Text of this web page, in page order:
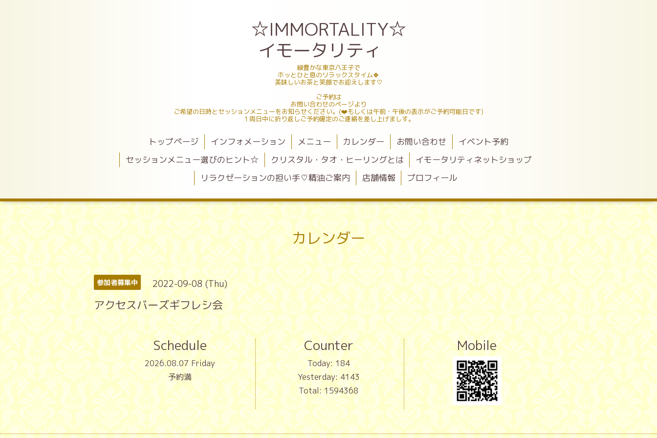
☆IMMORTALITY☆
イモータリティ
緑豊かな東京八王子で
ホッとひと息のリラックスタイム🍀
美味しいお茶と笑顔でお迎えします♡
ご予約は
お問い合わせのページより
ご希望の日時とセッションメニューをお知らせください。(❤️もしくは午前・午後の表示がご予約可能日です)
１両日中に折り返しご予約確定のご連絡を差し上げましす。
トップページ インフォメーション メニュー カレンダー お問い合わせ
イベント予約
セッションメニュー選びのヒント☆
クリスタル・タオ・ヒーリングとは
イモータリティネットショップ
リラクゼーションの担い手♡精油ご案内
店舗情報 プロフィール
カレンダー
参加者募集中 2022-09-08 (Thu)
アクセスバーズギフレシ会
Schedule
2026.08.07 Friday
予約満
Counter
Today:184
Yesterday:4143
Total:1594368
Mobile